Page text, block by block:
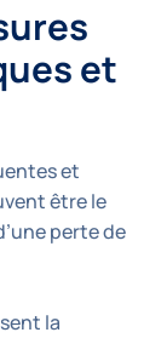
et
et
être le
perte de
la